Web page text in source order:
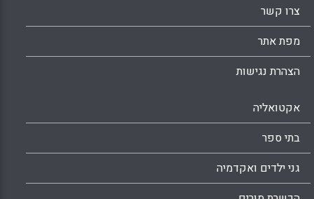
צרו קשר
מפת אתר
הצהרת נגישות
אקטואליה
בתי ספר
גני ילדים ואקדמיה